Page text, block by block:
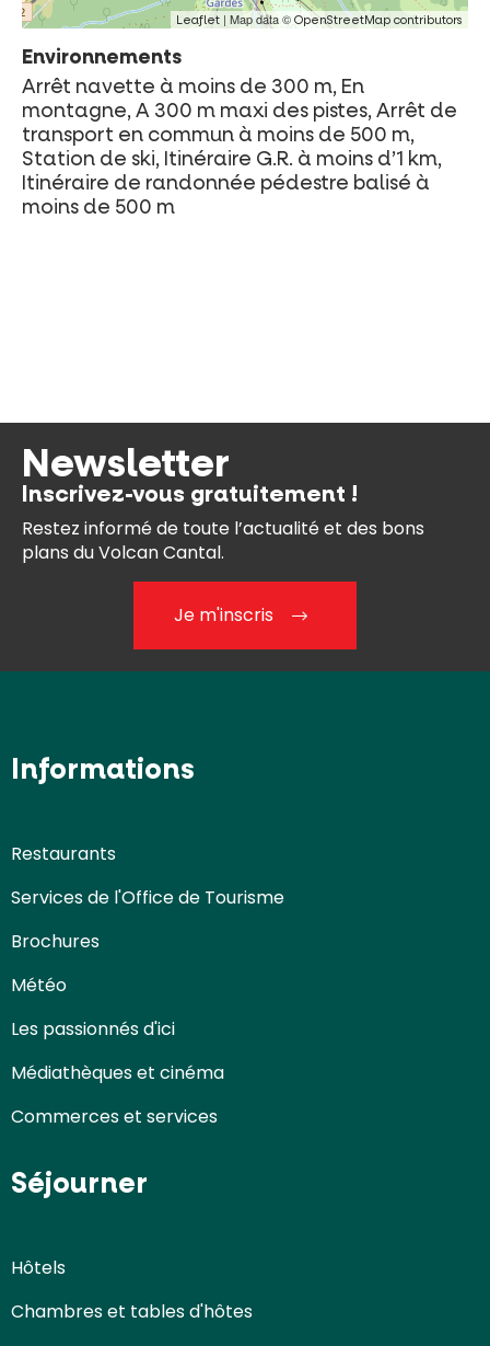
Leaflet | Map data © OpenStreetMap contributors
Environnements
Arrêt navette à moins de 300 m, En
montagne, A 300 m maxi des pistes, Arrêt de
transport en commun à moins de 500 m,
Station de ski, Itinéraire G.R. à moins d’1 km,
Itinéraire de randonnée pédestre balisé à
moins de 500 m
Newsletter
Inscrivez-vous gratuitement !
Restez informé de toute l’actualité et des bons
plans du Volcan Cantal.
Je m'inscris
Informations
Restaurants
Services de l'Office de Tourisme
Brochures
Météo
Les passionnés d'ici
Médiathèques et cinéma
Commerces et services
Séjourner
Hôtels
Chambres et tables d'hôtes